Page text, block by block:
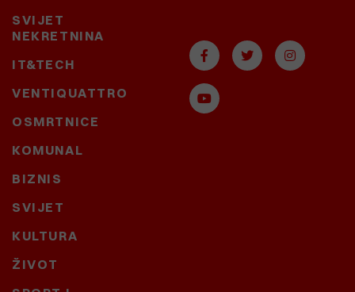
SVIJET
NEKRETNINA
IT&TECH
VENTIQUATTRO
OSMRTNICE
KOMUNAL
BIZNIS
SVIJET
KULTURA
ŽIVOT